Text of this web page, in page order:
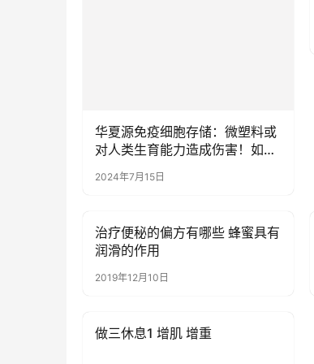
华夏源免疫细胞存储：微塑料或
对人类生育能力造成伤害！如何
减少摄入？
2024年7月15日
健康资讯
治疗便秘的偏方有哪些 蜂蜜具有
润滑的作用
2019年12月10日
健康资讯
做三休息1 增肌 增重